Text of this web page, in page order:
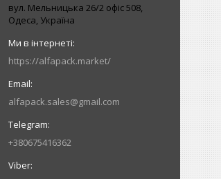
вул. Мельницька 26/2 офіс 508,
Одеса, Україна
https://alfapack.market/
alfapack.sales@gmail.com
+380675416362